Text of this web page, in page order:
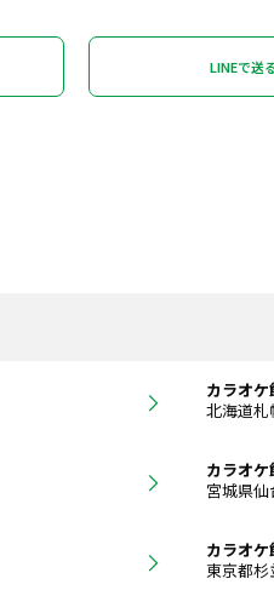
LINEで送
カラオ
北海道
カラオ
宮城県
カラオ
東京都杉